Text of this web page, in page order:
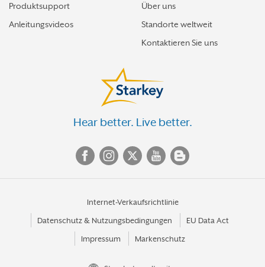
Produktsupport
Anleitungsvideos
Über uns
Standorte weltweit
Kontaktieren Sie uns
Hear better. Live better.
Internet-Verkaufsrichtlinie
Datenschutz & Nutzungsbedingungen EU Data Act
Impressum Markenschutz